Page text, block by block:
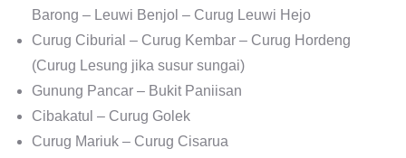
Barong – Leuwi Benjol – Curug Leuwi Hejo
Curug Ciburial – Curug Kembar – Curug Hordeng
(Curug Lesung jika susur sungai)
Gunung Pancar – Bukit Paniisan
Cibakatul – Curug Golek
Curug Mariuk – Curug Cisarua